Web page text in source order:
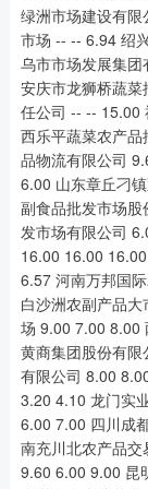
绿洲市场建设有
市场 -- -- 6.94 绍
乌市市场发展集
安庆市龙狮桥蔬
任公司 -- -- 15.00
西乐平蔬菜农产
品物流有限公司
6.00 山东章丘刁
副食品批发市场
发市场有限公司
16.00 16.00
6.57 河南万邦国
白沙洲农副产品
场 9.00 7.00 8.00
黄商集团股份有
有限公司 8.00
3.20 4.10 龙门实
6.00 7.00 四川成
南充川北农产品
9.60 6.00 9.00 昆